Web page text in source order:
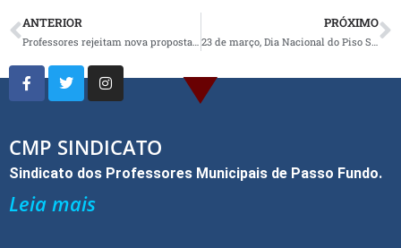
ce
b
o
o
k
tt
er e
ANTERIOR PRÓXIMO
CMP SINDICATO
Sindicato dos Professores Municipais de Passo Fundo.
Leia mais